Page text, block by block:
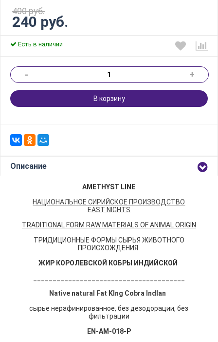
240 руб.
400 руб.
Есть в наличии
- +
В корзину
Описание
AMETHYST LINE
НАЦИОНАЛЬНОЕ СИРИЙСКОЕ ПРОИЗВОДСТВО
EAST NI GHTS
TRADITIONAL FORM RAW MATERIALS OF ANIMAL ORIGIN
ТРИДИЦИОННЫЕ ФОРМЫ СЫРЬЯ ЖИВОТНОГО
ПРОИСХОЖДЕНИЯ
ЖИР КОРОЛЕВСКОЙ КОБРЫ ИНДИЙСКОЙ
Native natural Fat Klng Cobra lndlan
сырье нерафинированное, без дезодорации, без
фильтрации
EN-AM-018-P